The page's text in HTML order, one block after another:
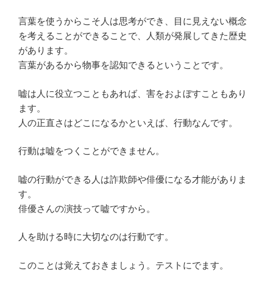
言葉を使うからこそ人は思考ができ、目に見えない概念
を考えることができることで、人類が発展してきた歴史
があります。
言葉があるから物事を認知できるということです。
嘘は人に役立つこともあれば、害をおよぼすこともあり
ます。
人の正直さはどこになるかといえば、行動なんです。
行動は嘘をつくことができません。
嘘の行動ができる人は詐欺師や俳優になる才能がありま
す。
俳優さんの演技って嘘ですから。
人を助ける時に大切なのは行動です。
このことは覚えておきましょう。テストにでます。